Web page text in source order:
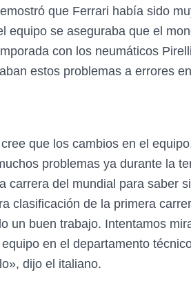
que Ferrari había sido
equipo se aseguraba que el
con los neumáticos
estos problemas a errores
que los cambios en el
problemas ya durante la
carrera del mundial para saber
clasificación de la primera
un buen trabajo. Intentamos
en el departamento
dijo el italiano.